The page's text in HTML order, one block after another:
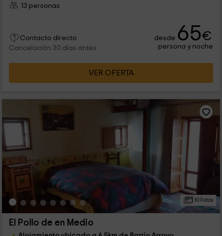
13 personas
Contacto directo
Cancelación 30 días antes
desde 65€
persona y noche
VER OFERTA
10 Fotos
El Pollo de en Medio